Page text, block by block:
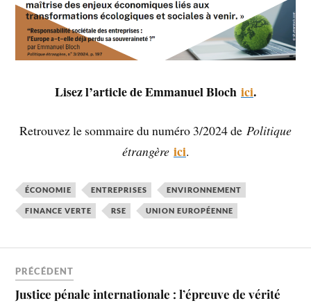
Lisez l’article de Emmanuel Bloch ici.
Retrouvez le sommaire du numéro 3/2024 de Politique
étrangère ici.
ÉCONOMIE ENTREPRISES ENVIRONNEMENT
FINANCE VERTE RSE UNION EUROPÉENNE
PRÉCÉDENT
Justice pénale internationale : l’épreuve de vérité